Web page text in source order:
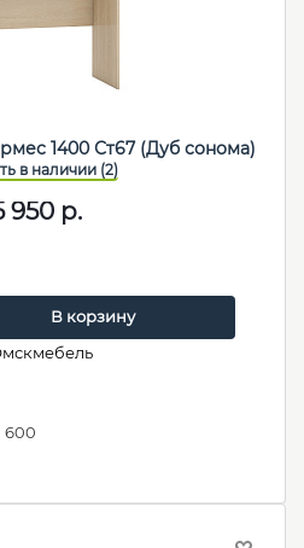
1400 Ст67 (Дуб сонома)
950р.
В корзину
600